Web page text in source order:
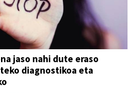
jaso nahi dute eraso
diagnostikoa eta